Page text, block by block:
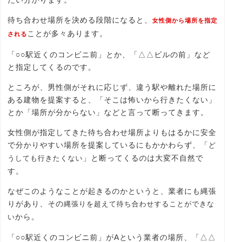
待ち合わせ場所を決める段階になると、
女性側から場所を指定
される ことが多々あります。
「○○駅近くのコンビニ前」とか、「△△ビルの前」など
と指定してくるのです。
ところが、男性側がそれに応じず、違う駅や離れた場所に
ある建物を提案すると、「そこは怖いから行きたくない」
とか「場所が分からない」などと言って断ってきます。
女性側が指定してきた待ち合わせ場所よりもはるかに安全
で分かりやすい場所を提案しているにもかかわらず、「 ど
うしても行きたくない 」と断ってくるのは大変不自然で
す。
なぜこのようなことが起きるのかというと、業者にも縄張
りがあり、その縄張りを超えて待ち合わせすることができな
いから。
「○○駅近くのコンビニ前」がAという業者の場所、「△△